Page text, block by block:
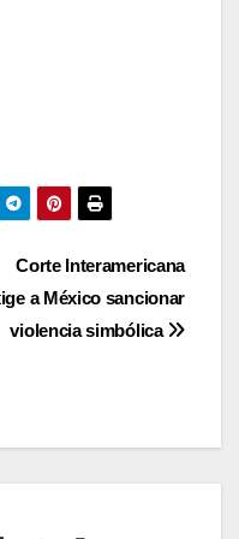
Corte Interamericana
a México sancionar
violencia simbólica